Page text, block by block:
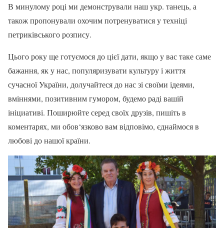
В минулому році ми демонстрували наш укр. танець, а
також пропонували охочим потренуватися у техніці
петриківського розпису.
Цього року ще готуємося до цієї дати, якщо у вас таке саме
бажання, як у нас, популяризувати культуру і життя
сучасної України, долучайтеся до нас зі своїми ідеями,
вміннями, позитивним гумором, будемо раді вашій
ініциативі. Поширюйте серед своїх друзів, пишіть в
коментарях, ми обов‘язково вам відповімо, єднаймося в
любові до нашої країни.